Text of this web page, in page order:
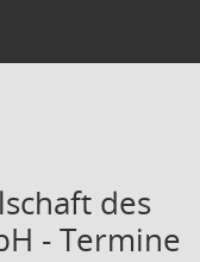
des
- Termine